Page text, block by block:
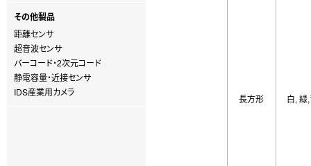
その他製品
距離センサ
超音波センサ
バーコード・2次元コード
静電容量・近接センサ
IDS産業用カメラ
長方形 白, 緑